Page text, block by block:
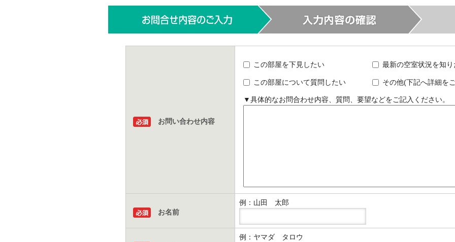
お問い合わせ内容
この部屋を下見したい 最新の空室状況を知り
この部屋について質問したい その他(下記へ詳細を
▼具体的なお問合わせ内容、質問、要望などをご記入ください。
お名前
例：山田 太郎
例：ヤマダ タロウ